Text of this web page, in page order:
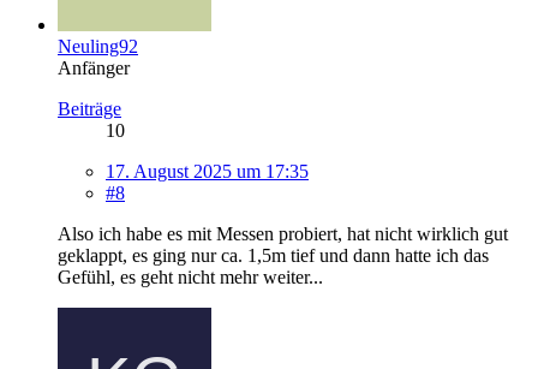
Neuling92
Anfänger
Beiträge
10
17. August 2025 um 17:35
#8
Also ich habe es mit Messen probiert, hat nicht wirklich gut
geklappt, es ging nur ca. 1,5m tief und dann hatte ich das
Gefühl, es geht nicht mehr weiter...